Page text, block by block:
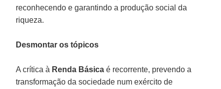
reconhecendo e garantindo a produção social da
riqueza.
Desmontar os tópicos
A crítica à Renda Básica é recorrente, prevendo a
transformação da sociedade num exército de